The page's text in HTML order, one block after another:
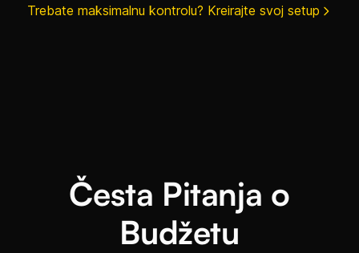
Trebate maksimalnu kontrolu? Kreirajte svoj setup
Česta Pitanja o
Budžetu